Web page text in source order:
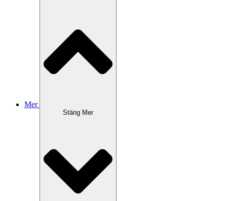
Mer
Stäng Mer